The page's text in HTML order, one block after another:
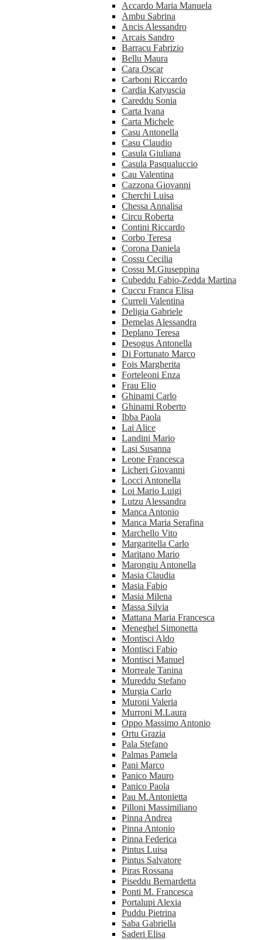
Accardo Maria Manuela
Ambu Sabrina
Ancis Alessandro
Arcais Sandro
Barracu Fabrizio
Bellu Maura
Cara Oscar
Carboni Riccardo
Cardia Katyuscia
Careddu Sonia
Carta Ivana
Carta Michele
Casu Antonella
Casu Claudio
Casula Giuliana
Casula Pasqualuccio
Cau Valentina
Cazzona Giovanni
Cherchi Luisa
Chessa Annalisa
Circu Roberta
Contini Riccardo
Corbo Teresa
Corona Daniela
Cossu Cecilia
Cossu M.Giuseppina
Cubeddu Fabio-Zedda Martina
Cuccu Franca Elisa
Curreli Valentina
Deligia Gabriele
Demelas Alessandra
Deplano Teresa
Desogus Antonella
Di Fortunato Marco
Fois Margherita
Forteleoni Enza
Frau Elio
Ghinami Carlo
Ghinami Roberto
Ibba Paola
Lai Alice
Landini Mario
Lasi Susanna
Leone Francesca
Licheri Giovanni
Locci Antonella
Loi Mario Luigi
Lutzu Alessandra
Manca Antonio
Manca Maria Serafina
Marchello Vito
Margaritella Carlo
Maritano Mario
Marongiu Antonella
Masia Claudia
Masia Fabio
Masia Milena
Massa Silvia
Mattana Maria Francesca
Meneghel Simonetta
Montisci Aldo
Montisci Fabio
Montisci Manuel
Morreale Tanina
Mureddu Stefano
Murgia Carlo
Muroni Valeria
Murroni M.Laura
Oppo Massimo Antonio
Ortu Grazia
Pala Stefano
Palmas Pamela
Pani Marco
Panico Mauro
Panico Paola
Pau M.Antonietta
Pilloni Massimiliano
Pinna Andrea
Pinna Antonio
Pinna Federica
Pintus Luisa
Pintus Salvatore
Piras Rossana
Piseddu Bernardetta
Ponti M. Francesca
Portalupi Alexia
Puddu Pietrina
Saba Gabriella
Saderi Elisa